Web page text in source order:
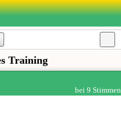
Training
bei 9 Stimmen